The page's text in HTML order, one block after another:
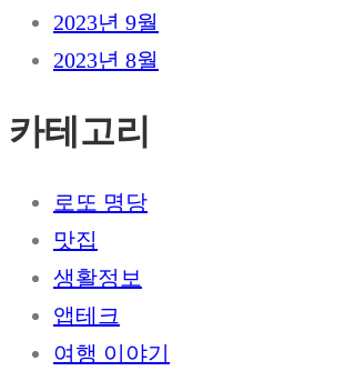
2023년 9월
2023년 8월
카테고리
로또 명당
맛집
생활정보
앱테크
여행 이야기